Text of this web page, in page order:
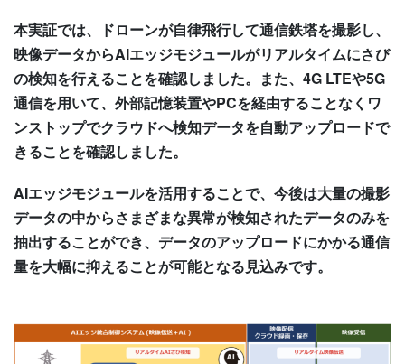
本実証では、ドローンが自律飛行して通信鉄塔を撮影し、
映像データからAIエッジモジュールがリアルタイムにさび
の検知を行えることを確認しました。また、4G LTEや5G
通信を用いて、外部記憶装置やPCを経由することなくワ
ンストップでクラウドへ検知データを自動アップロードで
きることを確認しました。
AIエッジモジュールを活用することで、今後は大量の撮影
データの中からさまざまな異常が検知されたデータのみを
抽出することができ、データのアップロードにかかる通信
量を大幅に抑えることが可能となる見込みです。